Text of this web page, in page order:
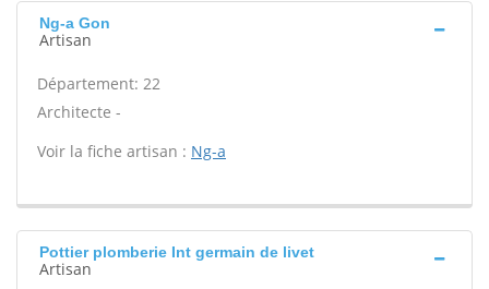
Ng-a Gon
Artisan
Département: 22
Architecte -
Voir la fiche artisan : Ng-a
Pottier plomberie Int germain de livet
Artisan